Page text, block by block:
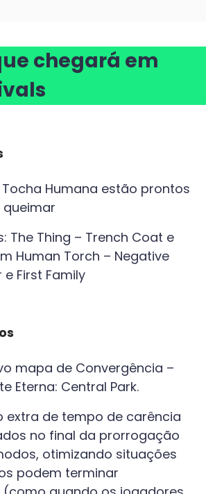
chegará em
Tocha Humana estão prontos
The Thing – Trench Coat e
Human Torch – Negative
First Family
mapa de Convergência –
Eterna: Central Park.
extra de tempo de carência
no final da prorrogação
otimizando situações
podem terminar